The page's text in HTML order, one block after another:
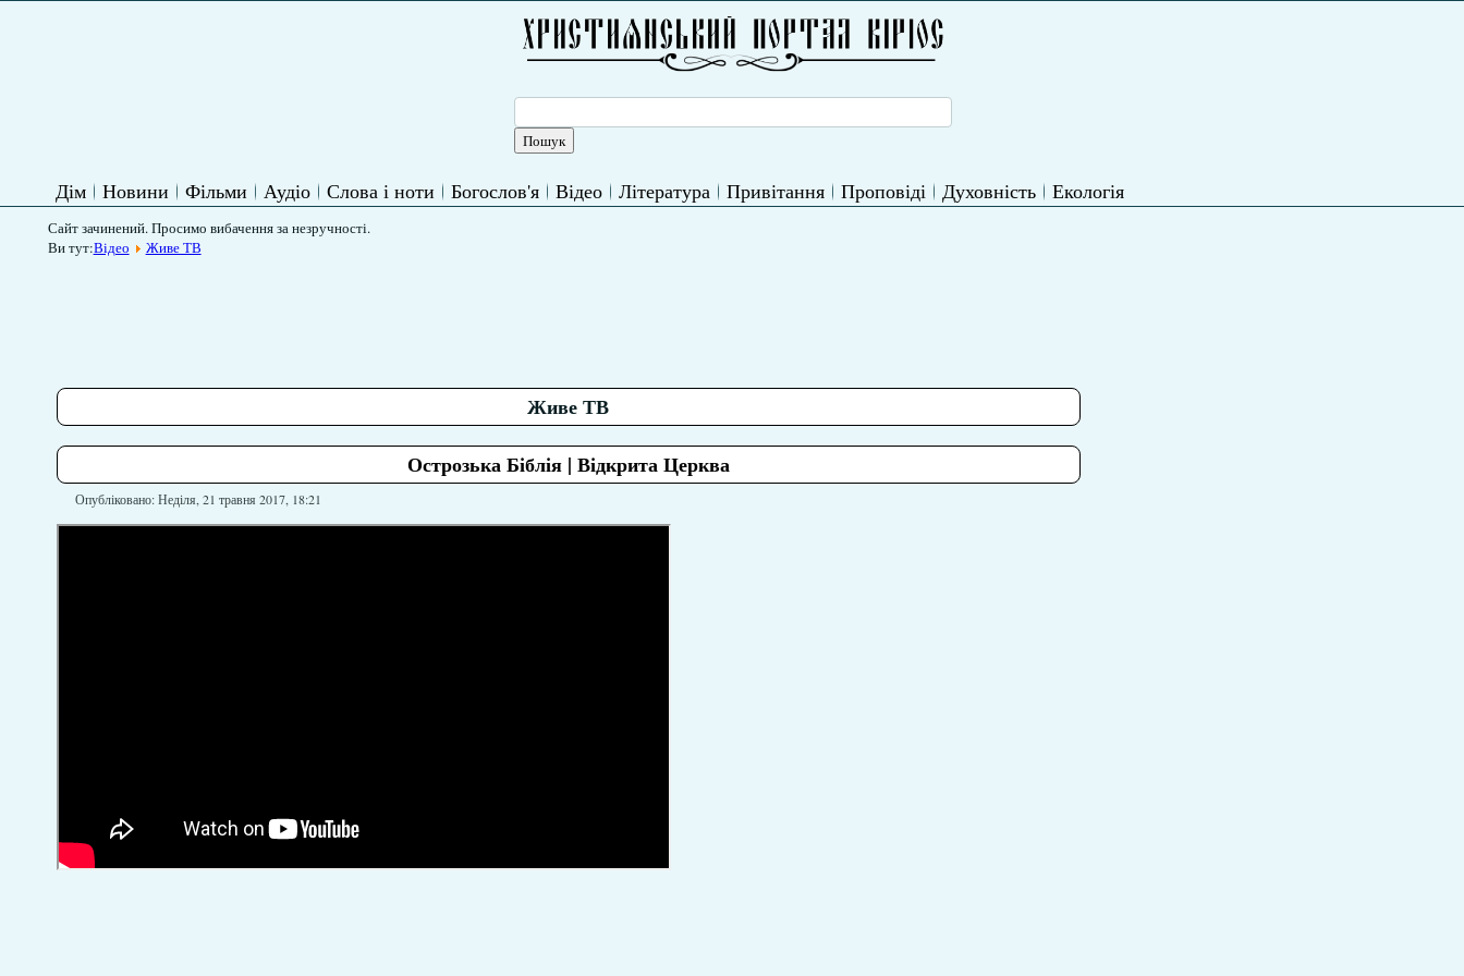
Дім Новини Фільми Аудіо Слова і ноти Богослов'я Відео Література Привітання Проповіді Духовність Екологія
Сайт зачинений. Просимо вибачення за незручності.
Ви тут:Відео Живе ТВ
Живе ТВ
Острозька Біблія | Відкрита Церква
Опубліковано: Неділя, 21 травня 2017, 18:21